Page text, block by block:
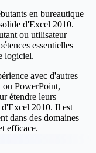
en bureautique
d'Excel 2010.
ou utilisateur
essentielles
logiciel.
avec d'autres
PowerPoint,
étendre leurs
d'Excel 2010. Il est
dans des domaines
efficace.